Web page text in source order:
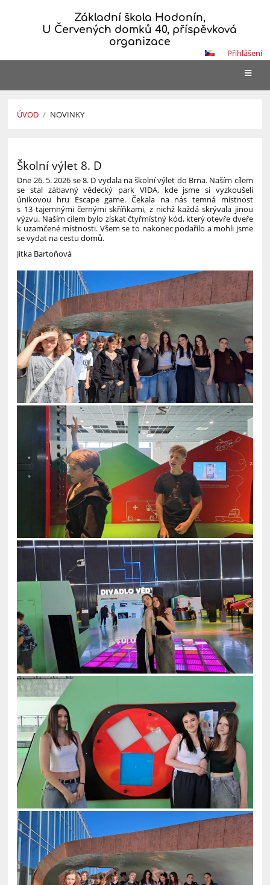
Základní škola Hodonín,
U Červených domků 40, příspěvková
organizace
Přihlášení
ÚVOD / NOVINKY
Školní výlet 8. D
Dne 26. 5. 2026 se 8. D vydala na školní výlet do Brna. Naším cílem
se stal zábavný vědecký park VIDA, kde jsme si vyzkoušeli
únikovou hru Escape game. Čekala na nás temná místnost
s 13 tajemnými černými skříňkami, z nichž každá skrývala jinou
výzvu. Naším cílem bylo získat čtyřmístný kód, který otevře dveře
k uzamčené místnosti. Všem se to nakonec podařilo a mohli jsme
se vydat na cestu domů.
Jitka Bartoňová